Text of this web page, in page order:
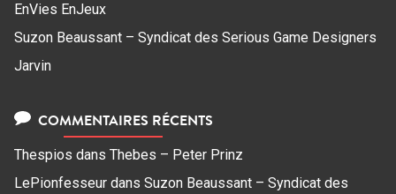
EnVies EnJeux
Suzon Beaussant – Syndicat des Serious Game Designers
Jarvin
COMMENTAIRES RÉCENTS
Thespios dans Thebes – Peter Prinz
LePionfesseur dans Suzon Beaussant – Syndicat des